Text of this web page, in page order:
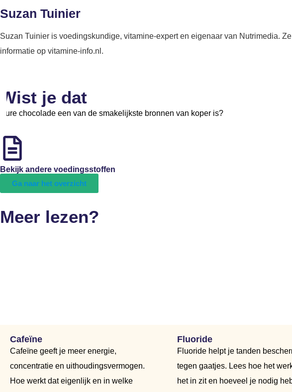
Suzan Tuinier
Suzan Tuinier is voedingskundige, vitamine-expert en eigenaar van Nutrimedia.
informatie op vitamine-info.nl.
Wist je dat
Pure chocolade een van de smakelijkste bronnen van koper is?
Bekijk andere voedingsstoffen
Ga naar het overzicht
Meer lezen?
Cafeïne
Cafeïne geeft je meer energie,
concentratie en uithoudingsvermogen.
Hoe werkt dat eigenlijk en in welke
Fluoride
Fluoride helpt je tanden
tegen gaatjes. Lees hoe het
het in zit en hoeveel je nodig